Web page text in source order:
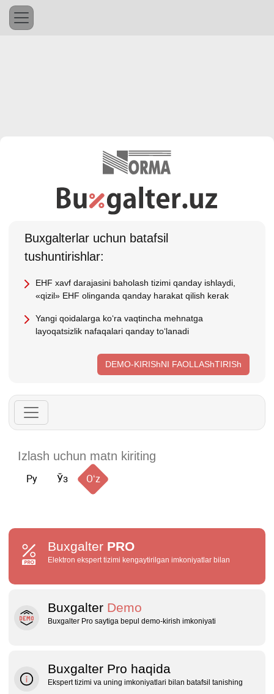
Buхgalterlar uchun batafsil
tushuntirishlar:
EHF хavf darajasini baholash tizimi qanday ishlaydi,
«qizil» EHF olinganda qanday harakat qilish kerak
Yangi qoidalarga koʻra vaqtincha mehnatga
layoqatsizlik nafaqalari qanday toʻlanadi
DEMO-KIRIShNI FAOLLAShTIRISh
Ру Ўз Oʻz
Buxgalter PRO
Elektron ekspert tizimi kengaytirilgan imkoniyatlar bilan
Buxgalter Demo
Buxgalter Pro saytiga bepul demo‑kirish imkoniyati
Buxgalter Pro haqida
Ekspert tizimi va uning imkoniyatlari bilan batafsil tanishing